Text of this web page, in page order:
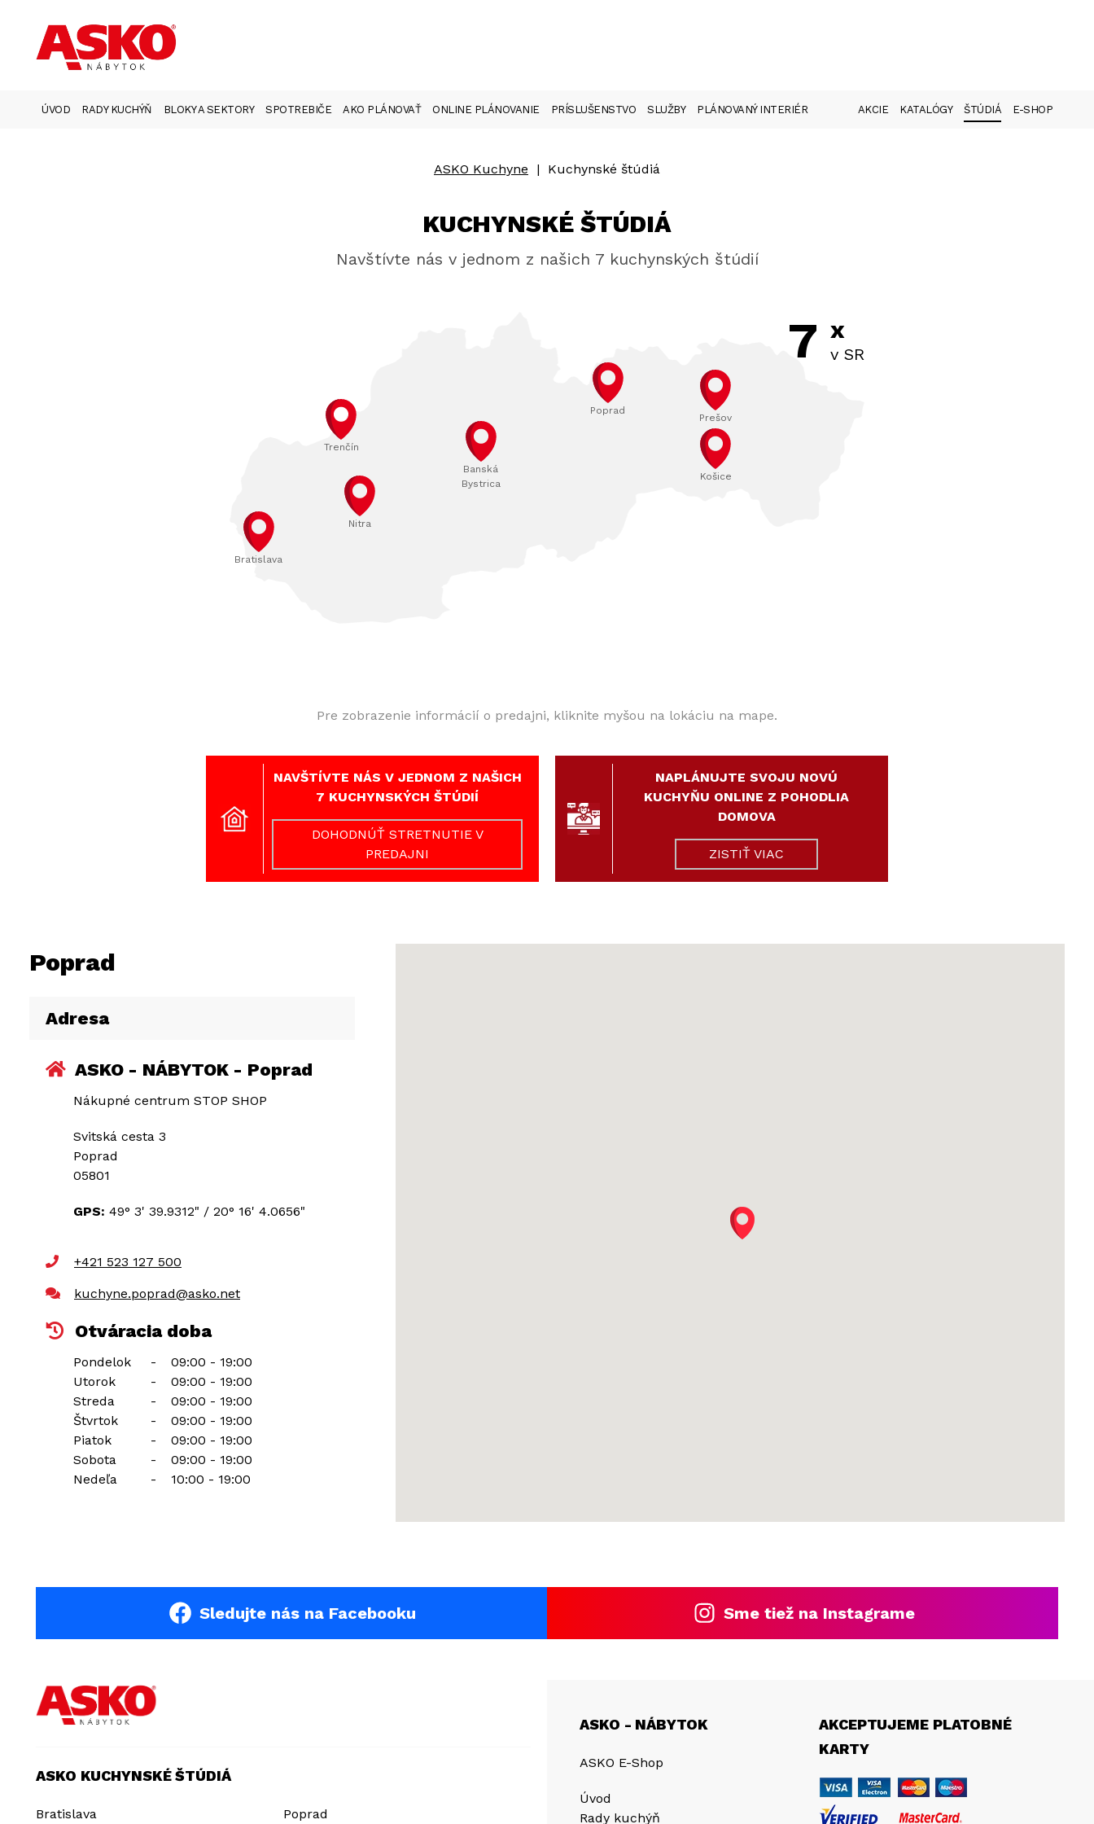
ÚVOD RADY KUCHÝŇ BLOKY A SEKTORY SPOTREBIČE AKO PLÁNOVAŤ ONLINE PLÁNOVANIE PRÍSLUŠENSTVO SLUŽBY PLÁNOVANÝ INTERIÉR AKCIE KATALÓGY ŠTÚDIÁ E-SHOP
ASKO Kuchyne | Kuchynské štúdiá
KUCHYNSKÉ ŠTÚDIÁ
Navštívte nás v jednom z našich 7 kuchynských štúdií
Bratislava
Nitra
Trenčín
Poprad
Košice
Banská
Bystrica
Prešov
7 x
v SR
Pre zobrazenie informácií o predajni, kliknite myšou na lokáciu na mape.
NAVŠTÍVTE NÁS V JEDNOM Z NAŠICH
7 KUCHYNSKÝCH ŠTÚDIÍ
DOHODNÚŤ STRETNUTIE V
PREDAJNI
NAPLÁNUJTE SVOJU NOVÚ
KUCHYŇU ONLINE Z POHODLIA
DOMOVA
ZISTIŤ VIAC
Poprad
Adresa
ASKO - NÁBYTOK - Poprad
Nákupné centrum STOP SHOP
Svitská cesta 3
Poprad
05801
GPS: 49° 3' 39.9312" / 20° 16' 4.0656"
+421 523 127 500
kuchyne.poprad@asko.net
Otváracia doba
Pondelok -
09:00 - 19:00
Utorok
-
09:00 - 19:00
Streda
-
09:00 - 19:00
Štvrtok
-
09:00 - 19:00
Piatok
-
09:00 - 19:00
Sobota
-
09:00 - 19:00
Nedeľa
- 10:00 - 19:00
Sledujte nás na Facebooku Sme tiež na Instagrame
ASKO KUCHYNSKÉ ŠTÚDIÁ
Bratislava Poprad
ASKO - NÁBYTOK
ASKO E-Shop
Úvod
Rady kuchýň
AKCEPTUJEME PLATOBNÉ
KARTY